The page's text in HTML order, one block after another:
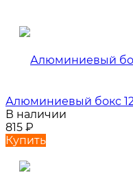
Алюминиевый бокс
В наличии
815 ₽
Купить